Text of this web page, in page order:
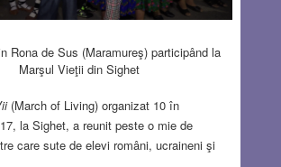
Rona de Sus (Maramureş) participând la
Marşul Vieţii din Sighet
(March of Living) organizat 10 în
la Sighet, a reunit peste o mie de
care sute de elevi români, ucraineni şi